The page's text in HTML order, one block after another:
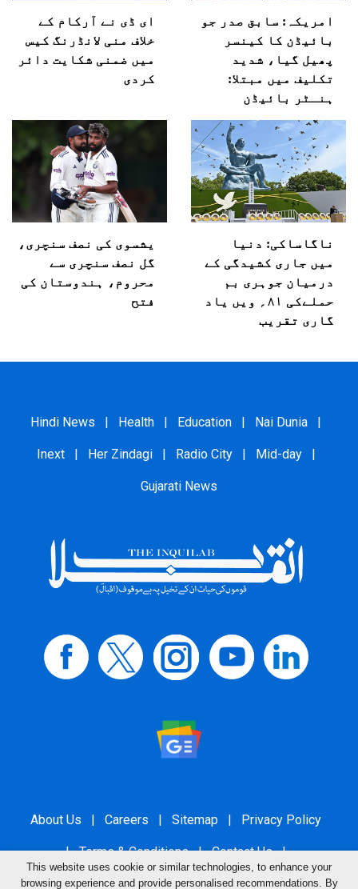
امریکہ: سابق صدر جو
بائیڈن کا کینسر
پھیل گیا، شدید
تکلیف میں مبتلا:
ہنـٹر بائیڈن
ای ڈی نے آرکام کے
خلاف منی لانڈرنگ کیس
میں ضمنی شکایت دائر
کردی
ناگاساکی: دنیا
میں جاری کشیدگی کے
درمیان جوہری بم
حملےکی ۸۱؍ ویں یاد
گاری تقریب
یشسوی کی نصف سنچری،
گل نصف سنچری سے
محروم، ہندوستان کی
فتح
Hindi News | Health | Education | Nai Dunia |
Inext | Her Zindagi | Radio City | Mid-day |
Gujarati News
About Us | Careers | Sitemap | Privacy Policy
| Terms & Conditions | Contact Us |
Grievance Redressal
This website uses cookie or similar technologies, to enhance your
browsing experience and provide personalised recommendations. By